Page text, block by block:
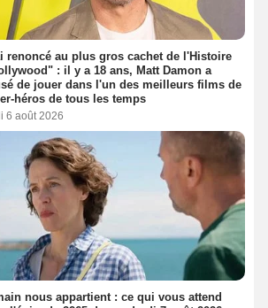
renoncé au plus gros cachet de l'Histoire
: il y a 18 ans, Matt Damon a
de jouer dans l'un des meilleurs films de
héros de tous les temps
6 août 2026
nous appartient : ce qui vous attend